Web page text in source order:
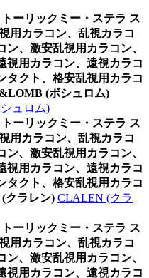
トーリックミー・ステラ ス
用カラコン、乱視カラコ
ン、激安乱視用カラコン、
視用カラコン、遠視カラコ
タクト、格安乱視用カラコ
(ボシュロム)
ュロム)
トーリックミー・ステラ ス
用カラコン、乱視カラコ
ン、激安乱視用カラコン、
視用カラコン、遠視カラコ
タクト、格安乱視用カラコ
クラレン) CLALEN (クラ
トーリックミー・ステラ ス
用カラコン、乱視カラコ
ン、激安乱視用カラコン、
視用カラコン、遠視カラコ